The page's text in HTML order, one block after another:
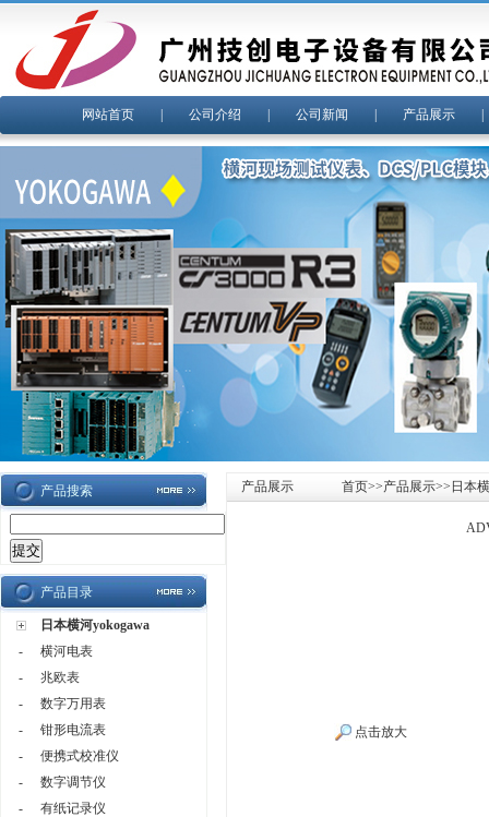
网站首页 公司介绍 公司新闻 产品展示
产品搜索
产品目录
日本横河yokogawa
-
横河电表
-
兆欧表
-
数字万用表
-
钳形电流表
-
便携式校准仪
-
数字调节仪
-
有纸记录仪
产品展示 首页>>产品展示>> 日本
点击放大